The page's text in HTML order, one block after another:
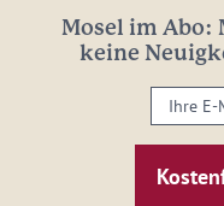
Mosel im Abo:
keine
Ihre
E-
Mail-
Adresse: